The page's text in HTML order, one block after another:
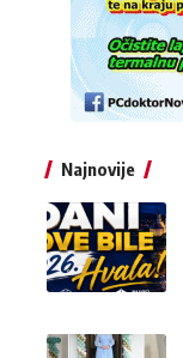
Najnovije